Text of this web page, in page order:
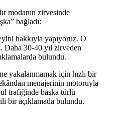
modanın zirvesinde
bağladı:
hakkıyla yapıyoruz. O
Daha 30-40 yıl zirveden
bulundu.
yakalanmamak için hızlı bir
menajerinin motoruyla
trafiğinde başka türlü
bir açıklamada bulundu.